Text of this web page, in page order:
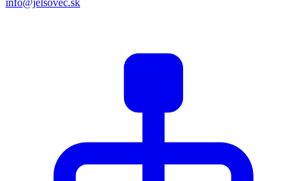
info@jelsovec.sk